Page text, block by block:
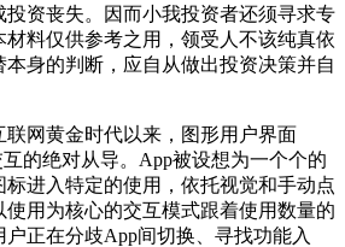
资丧失。因而小我投资者还须寻求专
料仅供参考之用，领受人不该纯真依
身的判断，应自从做出投资决策并自
网黄金时代以来，图形用户界面
互的绝对从导。App被设想为一个个的
进入特定的使用，依托视觉和手动点
用为核心的交互模式跟着使用数量的
正在分歧App间切换、寻找功能入